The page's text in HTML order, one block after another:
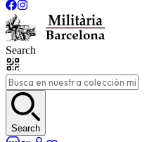
Search
Search